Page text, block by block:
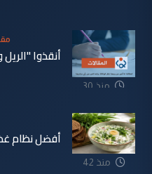
منذ 30
أنقذوا
منذ 42
أفضل نظام